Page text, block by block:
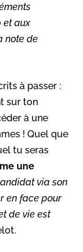
et aux
note de
à passer :
sur ton
à une
! Quel que
tu seras
une
via son
en face pour
de vie est